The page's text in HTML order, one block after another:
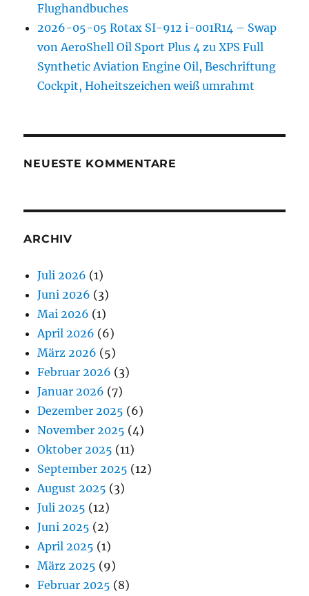
Flughandbuches
2026-05-05 Rotax SI-912 i-001R14 – Swap
von AeroShell Oil Sport Plus 4 zu XPS Full
Synthetic Aviation Engine Oil, Beschriftung
Cockpit, Hoheitszeichen weiß umrahmt
NEUESTE KOMMENTARE
ARCHIV
Juli 2026 (1)
Juni 2026 (3)
Mai 2026 (1)
April 2026 (6)
März 2026 (5)
Februar 2026 (3)
Januar 2026 (7)
Dezember 2025 (6)
November 2025 (4)
Oktober 2025 (11)
September 2025 (12)
August 2025 (3)
Juli 2025 (12)
Juni 2025 (2)
April 2025 (1)
März 2025 (9)
Februar 2025 (8)